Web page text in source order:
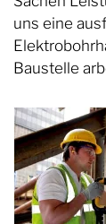
uns eine
Baustelle